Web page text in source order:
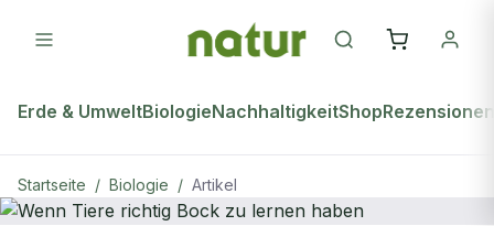
Erde & UmweltBiologieNachhaltigkeitShopRezensionen
Startseite / Biologie / Artikel